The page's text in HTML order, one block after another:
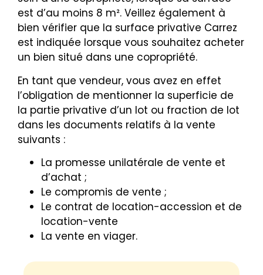
est d’au moins 8 m². Veillez également à
bien vérifier que la surface privative Carrez
est indiquée lorsque vous souhaitez acheter
un bien situé dans une copropriété.
En tant que vendeur, vous avez en effet
l’obligation de mentionner la superficie de
la partie privative d’un lot ou fraction de lot
dans les documents relatifs à la vente
suivants :
La promesse unilatérale de vente et
d’achat ;
Le compromis de vente ;
Le contrat de location-accession et de
location-vente
La vente en viager.